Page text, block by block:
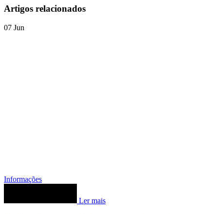
Artigos relacionados
07 Jun
Informações
Ler mais